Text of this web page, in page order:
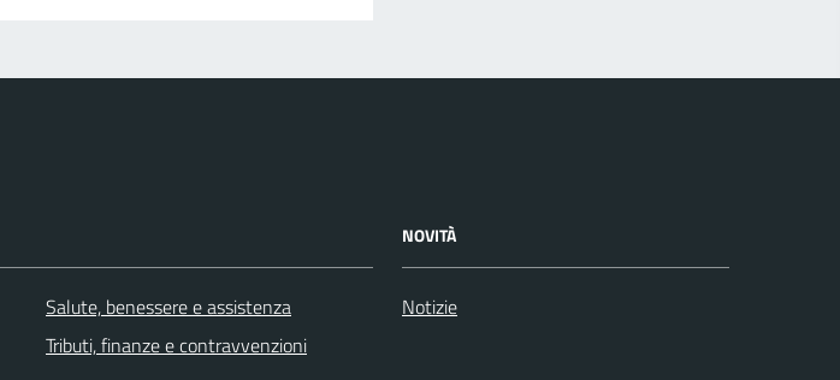
Salute, benessere e assistenza
Tributi, finanze e contravvenzioni
NOVITÀ
Notizie